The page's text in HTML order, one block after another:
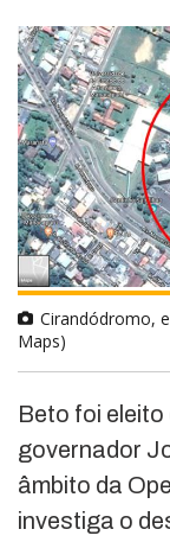
Cirandódromo,
Maps)
Beto foi eleito
governador
âmbito da
investiga o